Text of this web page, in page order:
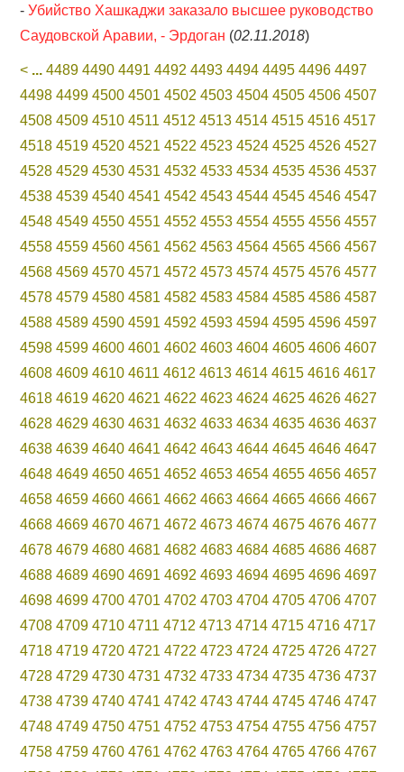
-Убийство Хашкаджи заказало высшее руководство
Саудовской Аравии, - Эрдоган (02.11.2018)
< ... 4489 4490 4491 4492 4493 4494 4495 4496 4497
4498 4499 4500 4501 4502 4503 4504 4505 4506 4507
4508 4509 4510 4511 4512 4513 4514 4515 4516 4517
4518 4519 4520 4521 4522 4523 4524 4525 4526 4527
4528 4529 4530 4531 4532 4533 4534 4535 4536 4537
4538 4539 4540 4541 4542 4543 4544 4545 4546 4547
4548 4549 4550 4551 4552 4553 4554 4555 4556 4557
4558 4559 4560 4561 4562 4563 4564 4565 4566 4567
4568 4569 4570 4571 4572 4573 4574 4575 4576 4577
4578 4579 4580 4581 4582 4583 4584 4585 4586 4587
4588 4589 4590 4591 4592 4593 4594 4595 4596 4597
4598 4599 4600 4601 4602 4603 4604 4605 4606 4607
4608 4609 4610 4611 4612 4613 4614 4615 4616 4617
4618 4619 4620 4621 4622 4623 4624 4625 4626 4627
4628 4629 4630 4631 4632 4633 4634 4635 4636 4637
4638 4639 4640 4641 4642 4643 4644 4645 4646 4647
4648 4649 4650 4651 4652 4653 4654 4655 4656 4657
4658 4659 4660 4661 4662 4663 4664 4665 4666 4667
4668 4669 4670 4671 4672 4673 4674 4675 4676 4677
4678 4679 4680 4681 4682 4683 4684 4685 4686 4687
4688 4689 4690 4691 4692 4693 4694 4695 4696 4697
4698 4699 4700 4701 4702 4703 4704 4705 4706 4707
4708 4709 4710 4711 4712 4713 4714 4715 4716 4717
4718 4719 4720 4721 4722 4723 4724 4725 4726 4727
4728 4729 4730 4731 4732 4733 4734 4735 4736 4737
4738 4739 4740 4741 4742 4743 4744 4745 4746 4747
4748 4749 4750 4751 4752 4753 4754 4755 4756 4757
4758 4759 4760 4761 4762 4763 4764 4765 4766 4767